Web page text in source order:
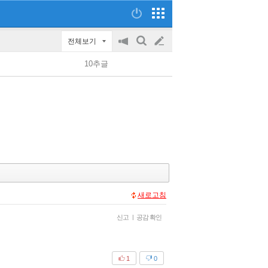
전체보기
공
on/off
검
글
쓰
10추글
새로고침
신고 | 공감 확인
0
1